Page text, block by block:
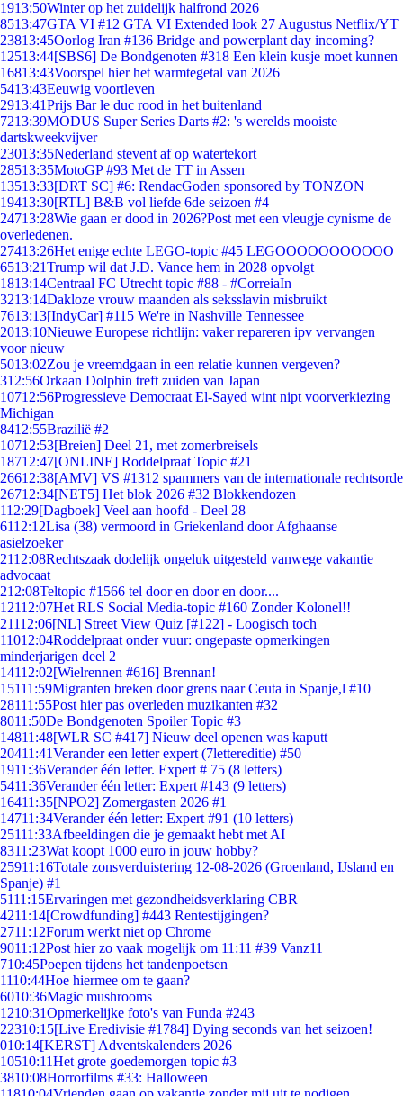
1913:50Winter op het zuidelijk halfrond 2026
8513:47GTA VI #12 GTA VI Extended look 27 Augustus Netflix/YT
23813:45Oorlog Iran #136 Bridge and powerplant day incoming?
12513:44[SBS6] De Bondgenoten #318 Een klein kusje moet kunnen
16813:43Voorspel hier het warmtegetal van 2026
5413:43Eeuwig voortleven
2913:41Prijs Bar le duc rood in het buitenland
7213:39MODUS Super Series Darts #2: 's werelds mooiste
dartskweekvijver
23013:35Nederland stevent af op watertekort
28513:35MotoGP #93 Met de TT in Assen
13513:33[DRT SC] #6: RendacGoden sponsored by TONZON
19413:30[RTL] B&B vol liefde 6de seizoen #4
24713:28Wie gaan er dood in 2026?Post met een vleugje cynisme de
overledenen.
27413:26Het enige echte LEGO-topic #45 LEGOOOOOOOOOOO
6513:21Trump wil dat J.D. Vance hem in 2028 opvolgt
1813:14Centraal FC Utrecht topic #88 - #CorreiaIn
3213:14Dakloze vrouw maanden als seksslavin misbruikt
7613:13[IndyCar] #115 We're in Nashville Tennessee
2013:10Nieuwe Europese richtlijn: vaker repareren ipv vervangen
voor nieuw
5013:02Zou je vreemdgaan in een relatie kunnen vergeven?
312:56Orkaan Dolphin treft zuiden van Japan
10712:56Progressieve Democraat El-Sayed wint nipt voorverkiezing
Michigan
8412:55Brazilië #2
10712:53[Breien] Deel 21, met zomerbreisels
18712:47[ONLINE] Roddelpraat Topic #21
26612:38[AMV] VS #1312 spammers van de internationale rechtsorde
26712:34[NET5] Het blok 2026 #32 Blokkendozen
112:29[Dagboek] Veel aan hoofd - Deel 28
6112:12Lisa (38) vermoord in Griekenland door Afghaanse
asielzoeker
2112:08Rechtszaak dodelijk ongeluk uitgesteld vanwege vakantie
advocaat
212:08Teltopic #1566 tel door en door en door....
12112:07Het RLS Social Media-topic #160 Zonder Kolonel!!
21112:06[NL] Street View Quiz [#122] - Loogisch toch
11012:04Roddelpraat onder vuur: ongepaste opmerkingen
minderjarigen deel 2
14112:02[Wielrennen #616] Brennan!
15111:59Migranten breken door grens naar Ceuta in Spanje,l #10
28111:55Post hier pas overleden muzikanten #32
8011:50De Bondgenoten Spoiler Topic #3
14811:48[WLR SC #417] Nieuw deel openen was kaputt
20411:41Verander een letter expert (7lettereditie) #50
1911:36Verander één letter. Expert # 75 (8 letters)
5411:36Verander één letter: Expert #143 (9 letters)
16411:35[NPO2] Zomergasten 2026 #1
14711:34Verander één letter: Expert #91 (10 letters)
25111:33Afbeeldingen die je gemaakt hebt met AI
8311:23Wat koopt 1000 euro in jouw hobby?
25911:16Totale zonsverduistering 12-08-2026 (Groenland, IJsland en
Spanje) #1
5111:15Ervaringen met gezondheidsverklaring CBR
4211:14[Crowdfunding] #443 Rentestijgingen?
2711:12Forum werkt niet op Chrome
9011:12Post hier zo vaak mogelijk om 11:11 #39 Vanz11
710:45Poepen tijdens het tandenpoetsen
1110:44Hoe hiermee om te gaan?
6010:36Magic mushrooms
1210:31Opmerkelijke foto's van Funda #243
22310:15[Live Eredivisie #1784] Dying seconds van het seizoen!
010:14[KERST] Adventskalenders 2026
10510:11Het grote goedemorgen topic #3
3810:08Horrorfilms #33: Halloween